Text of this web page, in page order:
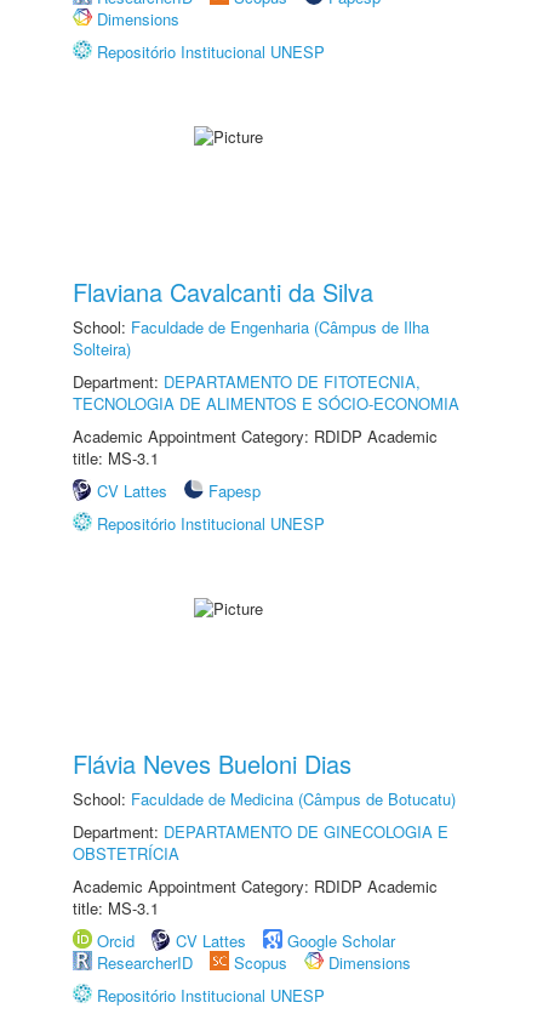
Dimensions
Repositório Institucional UNESP
Flaviana Cavalcanti da Silva
School: Faculdade de Engenharia (Câmpus de Ilha
Solteira)
Department: DEPARTAMENTO DE FITOTECNIA,
TECNOLOGIA DE ALIMENTOS E SÓCIO-ECONOMIA
Academic Appointment Category: RDIDP Academic
title: MS-3.1
CV Lattes
Fapesp
Repositório Institucional UNESP
Flávia Neves Bueloni Dias
School: Faculdade de Medicina (Câmpus de Botucatu)
Department: DEPARTAMENTO DE GINECOLOGIA E
OBSTETRÍCIA
Academic Appointment Category: RDIDP Academic
title: MS-3.1
Orcid
CV Lattes
Google Scholar
ResearcherID
Scopus
Dimensions
Repositório Institucional UNESP